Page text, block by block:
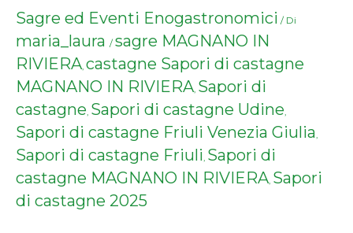
Sagre ed Eventi Enogastronomici / Di
maria_laura /sagre MAGNANO IN
RIVIERA, castagne Sapori di castagne
MAGNANO IN RIVIERA, Sapori di
castagne, Sapori di castagne Udine,
Sapori di castagne Friuli Venezia Giulia,
Sapori di castagne Friuli, Sapori di
castagne MAGNANO IN RIVIERA, Sapori
di castagne 2025